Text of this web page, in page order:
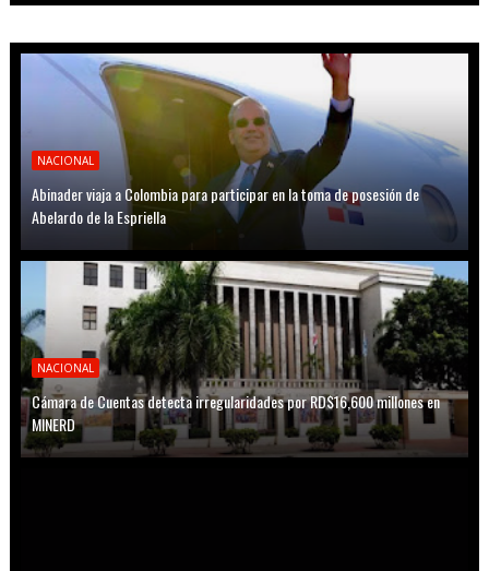
NACIONAL
Abinader viaja a Colombia para participar en la toma de posesión de
Abelardo de la Espriella
NACIONAL
Cámara de Cuentas detecta irregularidades por RD$16,600 millones en
MINERD